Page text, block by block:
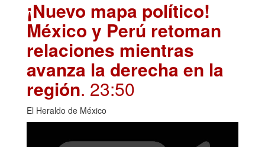
¡Nuevo mapa político!
México y Perú retoman
relaciones mientras
avanza la derecha en la
región. 23:50
El Heraldo de México